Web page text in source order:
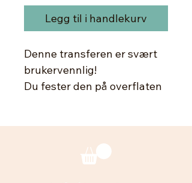
Legg til i handlekurv
Denne transferen er svært
brukervennlig!
Du fester den på overflaten
lerret, leire, glass, porselen,
papir, betong, plast og så